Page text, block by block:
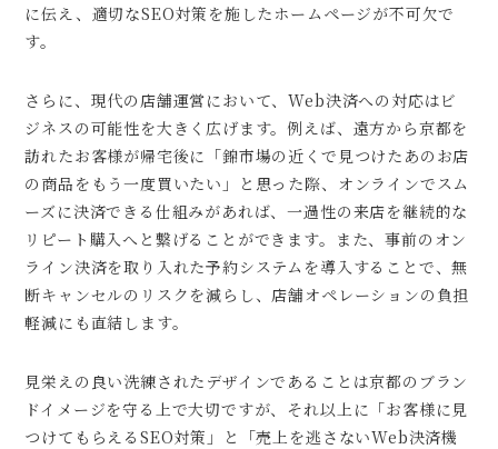
に伝え、適切なSEO対策を施したホームページが不可欠で
す。
さらに、現代の店舗運営において、Web決済への対応はビ
ジネスの可能性を大きく広げます。例えば、遠方から京都を
訪れたお客様が帰宅後に「錦市場の近くで見つけたあのお店
の商品をもう一度買いたい」と思った際、オンラインでスム
ーズに決済できる仕組みがあれば、一過性の来店を継続的な
リピート購入へと繋げることができます。また、事前のオン
ライン決済を取り入れた予約システムを導入することで、無
断キャンセルのリスクを減らし、店舗オペレーションの負担
軽減にも直結します。
見栄えの良い洗練されたデザインであることは京都のブラン
ドイメージを守る上で大切ですが、それ以上に「お客様に見
つけてもらえるSEO対策」と「売上を逃さないWeb決済機